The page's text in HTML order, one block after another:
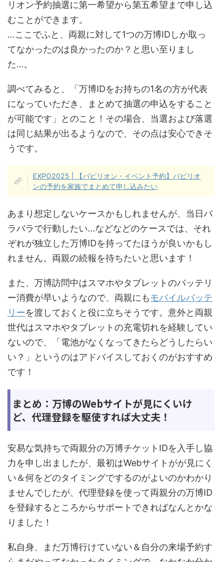
リオン予約抽選に第一希望から第五希望まで申し込
むことができます。
…ここでふと、両親に対して1つの万博IDしか取っ
てなかったのは良かったのか？と思い至りまし
た…。
調べてみると、「万博IDをお持ちの1名の方が代表
になっていただき、まとめて抽選の申込をすること
が可能です」とのこと！その場合、当選および落選
は同じ結果が出るようなので、その点は安心できそ
うです。
EXPO2025 | 【パビリオン・イベント予約】パビリオ
ンの予約を家族でまとめて申し込みたい
あまり想定しないケースかもしれませんが、当日バ
ラバラで行動したい…などなどのケースでは、それ
ぞれが独立した万博IDを持ってたほうが良いかもし
れません。両親の続報を待ちたいと思います！
また、万博訪問中はスマホやタブレットのバッテリ
ー消費が早いようなので、両親にもモバイルバッテ
リーを渡しておくと役に立ちそうです。意外と両親
世代はスマホやタブレットの充電切れを経験してい
ないので、「電池がなくなってきたらどうしたらい
い？」というのはアドバイスしておくのがおすすめ
です！
まとめ：万博のWebサイトが見にくいけ
ど、代理登録を駆使すれば大丈夫！
安易な気持ちで両親分の万博チケットIDを入手し協
力を申し出ましたが、最初はWebサイトがが見にく
い＆何をどのタイミングでするのがよいのかわかり
ませんでしたが、代理登録を使って両親分の万博ID
を登録するところからサポートできればなんとかな
りました！
私自身、まだ万博行けていない＆自分の来場予約す